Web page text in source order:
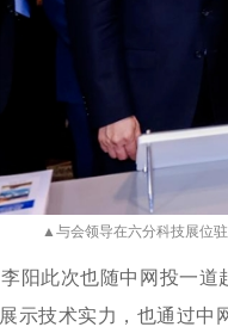
▲与会领导在六分科技展位驻
李阳此次也随中网投一道
展示技术实力，也通过中